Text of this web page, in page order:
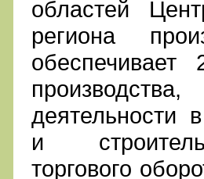
областей
региона
обеспечивает
деятельности
и
торгового